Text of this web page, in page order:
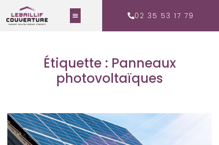
02 35 53 17 79
Étiquette : Panneaux
photovoltaïques